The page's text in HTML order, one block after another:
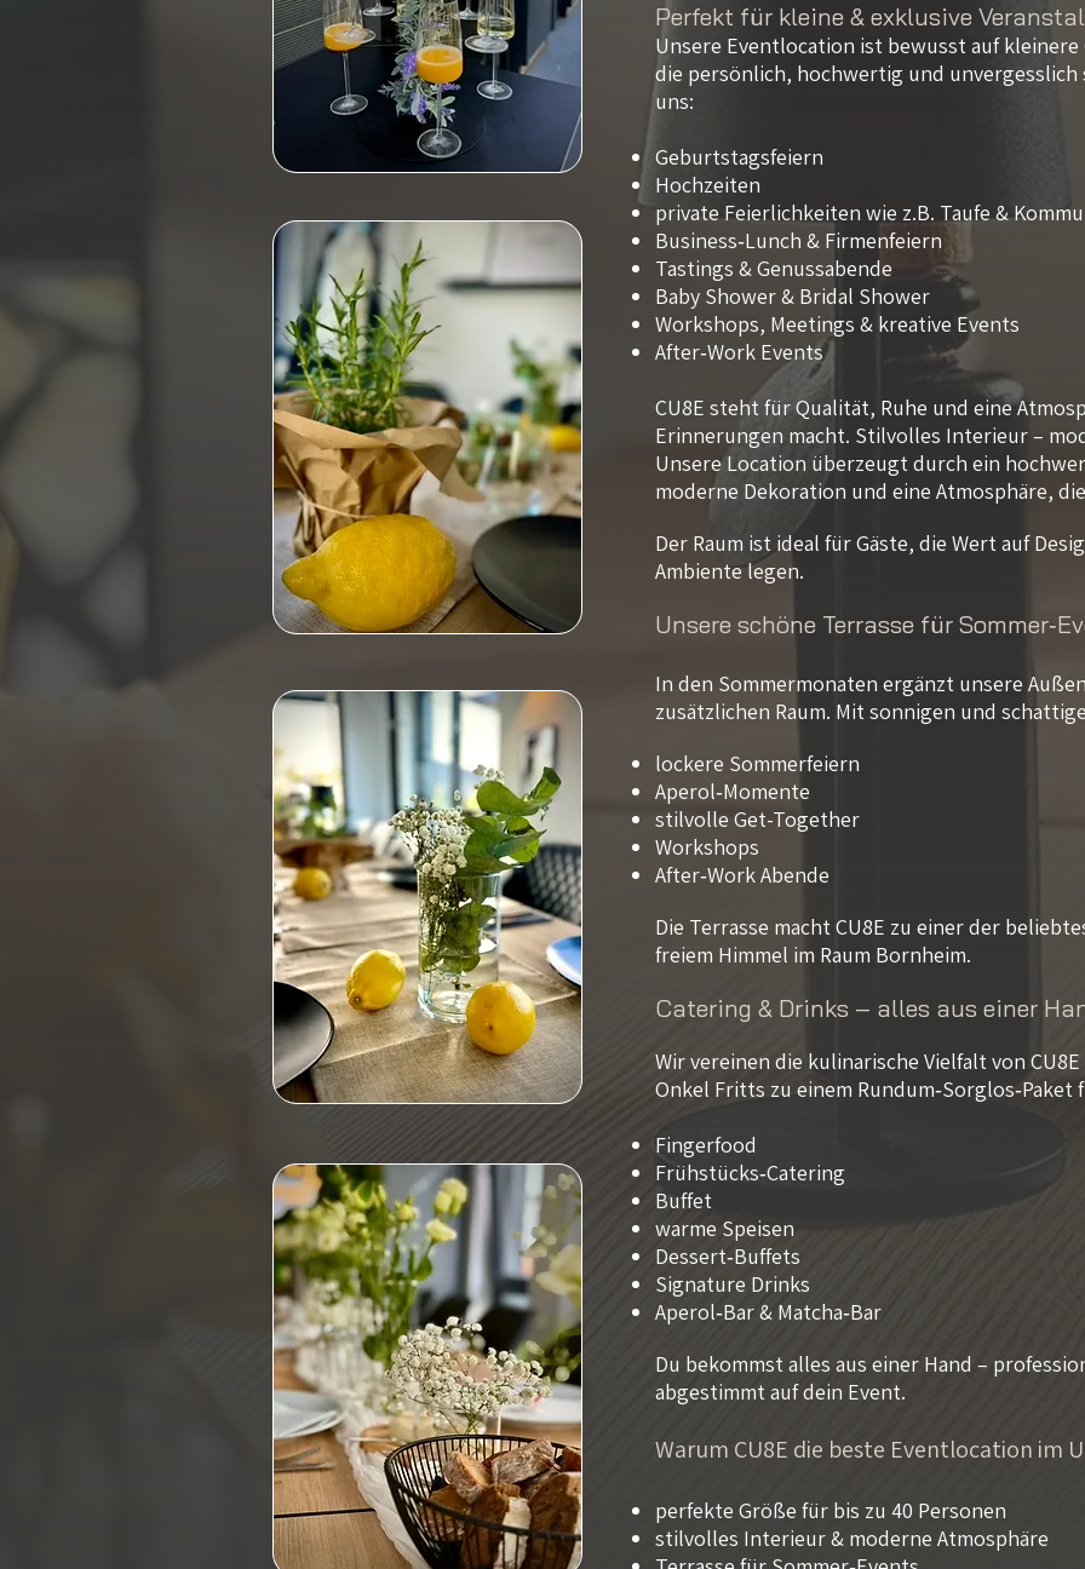
Perfekt für kleine & exklusive
Unsere Eventlocation ist bewusst auf
die persönlich, hochwertig und unvergesslich
uns:
Geburtstagsfeiern
Hochzeiten
private Feierlichkeiten wie z.B. Taufe &
Business‑Lunch & Firmenfeiern
Tastings & Genussabende
Baby Shower & Bridal Shower
Workshops, Meetings & kreative Events
After‑Work Events
CU8E steht für Qualität, Ruhe und eine
Erinnerungen macht. Stilvolles Interieur –
Unsere Location überzeugt durch ein
moderne Dekoration und eine Atmosphäre,
Der Raum ist ideal für Gäste, die Wert auf
Ambiente legen.
Unsere schöne Terrasse für
In den Sommermonaten ergänzt unsere
zusätzlichen Raum. Mit sonnigen und
lockere Sommerfeiern
Aperol‑Momente
stilvolle Get-Together
Workshops
After‑Work Abende
Die Terrasse macht CU8E zu einer der
freiem Himmel im Raum Bornheim.
Catering & Drinks – alles aus einer
Wir vereinen die kulinarische Vielfalt von
Onkel Fritts zu einem Rundum‑Sorglos‑Paket
Fingerfood
Frühstücks‑Catering
Buffet
warme Speisen
Dessert‑Buffets
Signature Drinks
Aperol‑Bar & Matcha‑Bar
Du bekommst alles aus einer Hand –
abgestimmt auf dein Event.
Warum CU8E die beste Eventlocation im
perfekte Größe für bis zu 40 Personen
stilvolles Interieur & moderne Atmosphäre